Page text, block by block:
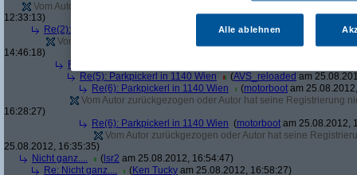
Vom Autor zurückgezogen oder Autor hat seine Registrierung nicht
12:33:13)
Re(2): Parkpickerl in 1140 Wien
motorbootam 25.08.2012, 12:45:08)
Vom Autor zurückgezogen oder Autor hat seine Registrierung nicht
14:46:18)
Re(4): Parkpickerl in 1140 Wien
Re(5): Parkpickerl in 1140 Wien
(AVS_reloaded am
Re(6): Parkpickerl in 1140 Wien
(motorboot am
Vom Autor zurückgezogen oder Autor hat seine Registrierung
16:28:27)
Re(6): Parkpickerl in 1140 Wien (motorboot am 25.08.2012,
Vom Autor zurückgezogen oder Autor hat seine
25.08.2012, 16:35:35)
Nicht ganz....
( lsr2 am 25.08.2012, 16:54:47)
Re: Nicht ganz....
(Ken Tucky am 25.08.2012, 16:58:27)
Alle ablehnen